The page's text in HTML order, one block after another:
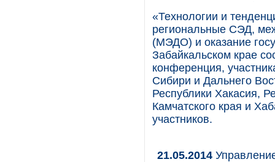
«Технологии и
региональные СЭД,
(МЭДО) и оказание
Забайкальском крае
конференция,
Сибири и Дальнего
Республики Хакасия,
Камчатского края и
участников.
21.05.2014